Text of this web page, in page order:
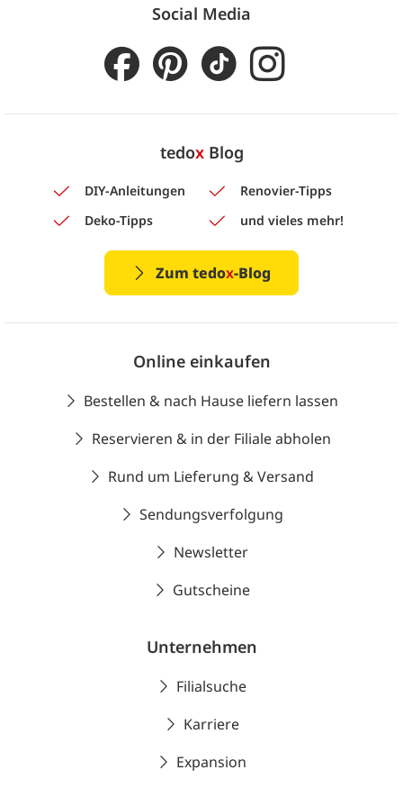
Social Media
tedoxBlog
DIY-Anleitungen
Renovier-Tipps
Deko-Tipps
und vieles mehr!
Zum tedox-Blog
Online einkaufen
Bestellen & nach Hause liefern lassen
Reservieren & in der Filiale abholen
Rund um Lieferung & Versand
Sendungsverfolgung
Newsletter
Gutscheine
Unternehmen
Filialsuche
Karriere
Expansion